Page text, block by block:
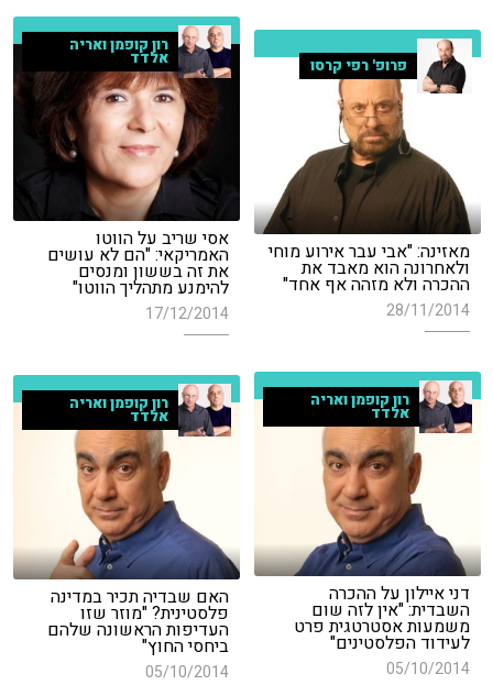
רון קופמן ואריה
אלדד
אסי שריב על הווטו
האמריקאי: "הם לא עושים
את זה בששון ומנסים
להימנע מתהליך הווטו"
17/12/2014
פרופ' רפי קרסו
מאזינה: "אבי עבר אירוע מוחי
ולאחרונה הוא מאבד את
ההכרה ולא מזהה אף אחד"
28/11/2014
רון קופמן ואריה
אלדד
דני איילון על ההכרה
השבדית: "אין לזה שום
משמעות אסטרטגית פרט
לעידוד הפלסטינים"
05/10/2014
רון קופמן ואריה
אלדד
האם שבדיה תכיר במדינה
פלסטינית? "מוזר שזו
העדיפות הראשונה שלהם
ביחסי החוץ"
05/10/2014